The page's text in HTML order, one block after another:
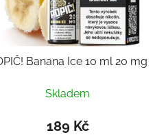
Banana Ice 10 ml 20 mg
Skladem
189 Kč